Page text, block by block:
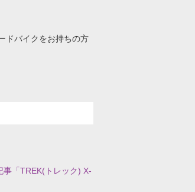
ドバイクをお持ちの方
事「TREK(トレック) X-